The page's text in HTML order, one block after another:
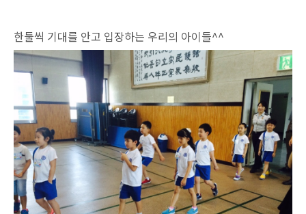
한둘씩 기대를 안고 입장하는 우리의 아이들^^